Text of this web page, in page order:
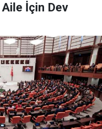
İçin Dev